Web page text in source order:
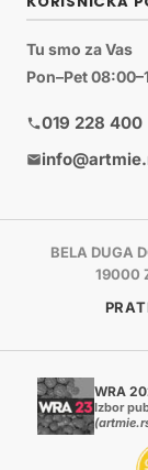
Tu smo za Vas
Pon–Pet
019 228 400
BELA DUGA
19000
WRA
Izbor